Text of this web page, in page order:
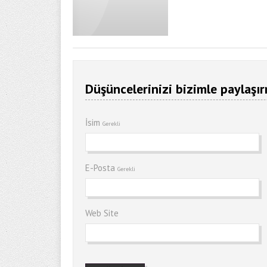
Düşüncelerinizi bizimle
İsim Gerekli
E-Posta Gerekli
Web Site